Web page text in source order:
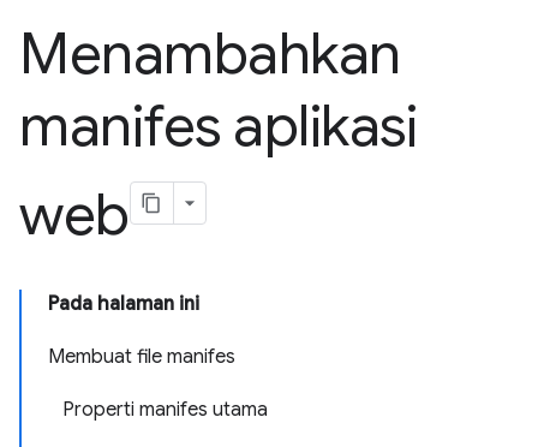
Menambahkan
manifes aplikasi
web
Pada halaman ini
Membuat file manifes
Properti manifes utama